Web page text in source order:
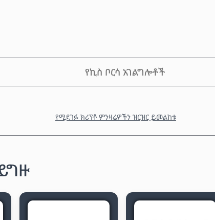
የኪስ ቦርሳ አገልግሎቶች
የሚደገፉ ክሪፕቶ ምንዛሬዎችን ዝርዝር ይመልከቱ